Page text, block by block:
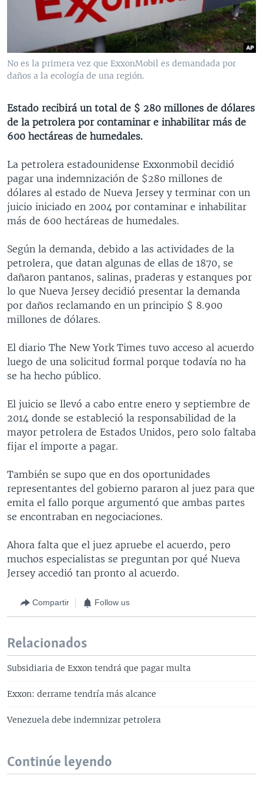
VENEZUELA
NICARAGUA
ECONOMÍA
ENTRETENIMIENTO Y CULTURA
TECNOLOGÍA
DEPORTES
MULTIMEDIA
FOTOGRAFÍA
AUDIOS
EL MUNDO AL DÍA
FORO INTERAMERICANO
LAS CLAVES
PANORAMA
RADIO
AVANCE INFORMATIVO
BUENOS DÍAS AMÉRICA
ESTADOS UNIDOS AL DÍA
FORO [RADIO]
NOTA ECONÓMICA
ENTRETENIMIENTO
DIRECT
Learning English
Idiomas
No es la primera vez que ExxonMobil es demandada por
daños a la ecología de una región.
Estado recibirá un total de $ 280 millones de dólares
de la petrolera por contaminar e inhabilitar más de
600 hectáreas de humedales.
La petrolera estadounidense Exxonmobil decidió
pagar una indemnización de $280 millones de
dólares al estado de Nueva Jersey y terminar con un
juicio iniciado en 2004 por contaminar e inhabilitar
más de 600 hectáreas de humedales.
Según la demanda, debido a las actividades de la
petrolera, que datan algunas de ellas de 1870, se
dañaron pantanos, salinas, praderas y estanques por
lo que Nueva Jersey decidió presentar la demanda
por daños reclamando en un principio $ 8.900
millones de dólares.
El diario The New York Times tuvo acceso al acuerdo
luego de una solicitud formal porque todavía no ha
se ha hecho público.
El juicio se llevó a cabo entre enero y septiembre de
2014 donde se estableció la responsabilidad de la
mayor petrolera de Estados Unidos, pero solo faltaba
fijar el importe a pagar.
También se supo que en dos oportunidades
representantes del gobierno pararon al juez para que
emita el fallo porque argumentó que ambas partes
se encontraban en negociaciones.
Ahora falta que el juez apruebe el acuerdo, pero
muchos especialistas se preguntan por qué Nueva
Jersey accedió tan pronto al acuerdo.
Compartir Follow us
Relacionados
Subsidiaria de Exxon tendrá que pagar multa
Exxon: derrame tendría más alcance
Venezuela debe indemnizar petrolera
Continúe leyendo